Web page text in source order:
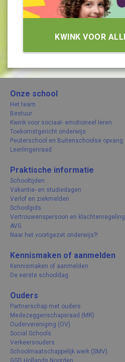
KWINK VOOR
Onze school
Het team
Bestuur
Kwink voor sociaal- emotioneel leren
Toekomstgericht onderwijs
Peuterschool en Buitenschoolse opvang
Leerlingenraad
Praktische informatie
Schooltijden
Vakantie- en studiedagen
Verlof en ziekmelden
Schoolgids
Vertrouwenspersoon en klachtenregeling
AVG
Naar het voortgezet onderwijs?!
Kennismaken of aanmelden
Kennismaken of aanmelden
De eerste schooldag
Ouders
Partnerschap met ouders
Medezeggenschapsraad (MR)
Oudervereniging (OV)
Social Schools
Verkeersouders
Schoolmaatschappelijk werk (SMV)
GGD Hollands Noorden